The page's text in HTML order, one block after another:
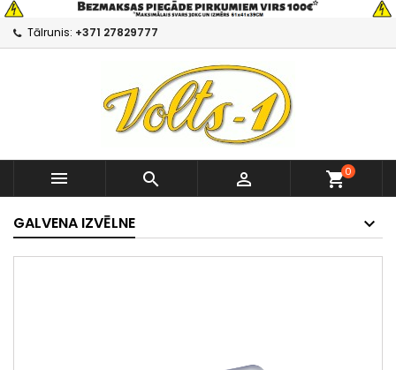
Tālrunis: +371 27829777
   shopping_cart0
GALVENA IZVĒLNE